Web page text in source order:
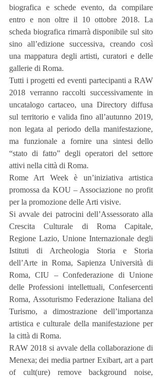
biografica e schede evento, da compilare
entro e non oltre il 10 ottobre 2018. La
scheda biografica rimarrà disponibile sul sito
sino all’edizione successiva, creando così
una mappatura degli artisti, curatori e delle
gallerie di Roma.
Tutti i progetti ed eventi partecipanti a RAW
2018 verranno raccolti successivamente in
uncatalogo cartaceo, una Directory diffusa
sul territorio e valida fino all’autunno 2019,
non legata al periodo della manifestazione,
ma funzionale a fornire una sintesi dello
“stato di fatto” degli operatori del settore
attivi nella città di Roma.
Rome Art Week è un’iniziativa artistica
promossa da KOU – Associazione no profit
per la promozione delle Arti visive.
Si avvale dei patrocini dell’Assessorato alla
Crescita Culturale di Roma Capitale,
Regione Lazio, Unione Internazionale degli
Istituti di Archeologia Storia e Storia
dell’Arte in Roma, Sapienza Università di
Roma, CIU – Confederazione di Unione
delle Professioni intellettuali, Confesercenti
Roma, Assoturismo Federazione Italiana del
Turismo, a dimostrazione dell’importanza
artistica e culturale della manifestazione per
la città di Roma.
RAW 2018 si avvale della collaborazione di
Menexa; dei media partner Exibart, art a part
of cult(ure) remove background noise,